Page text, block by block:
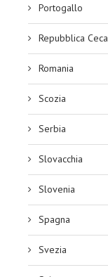
Portogallo
Repubblica Ceca
Romania
Scozia
Serbia
Slovacchia
Slovenia
Spagna
Svezia